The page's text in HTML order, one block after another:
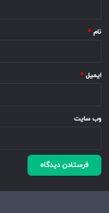
نام *
ایمیل *
وب‌ سایت